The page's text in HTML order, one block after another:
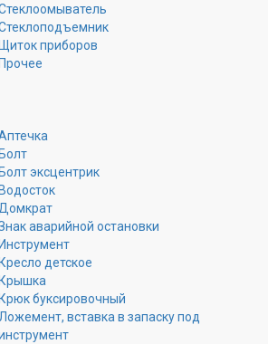
Щиток приборов
Прочее
Болт
Болт эксцентрик
Водосток
Домкрат
аварийной остановки
Инструмент
Кресло детское
Крышка
Крюк буксировочный
Ложемент, вставка в запаску под